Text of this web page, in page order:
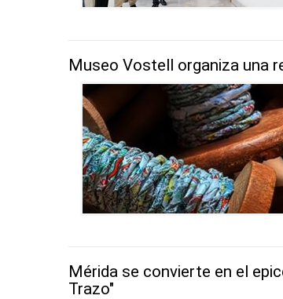
Museo Vostell organiza una
Mérida se convierte en el
Trazo"